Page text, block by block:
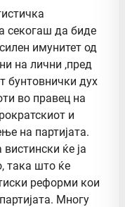
секогаш да биде
имунитет од
на лични ,пред
бунтовнички дух
во правец на
и
на партијата.
ќе ја
така што ќе
реформи кои
Многу